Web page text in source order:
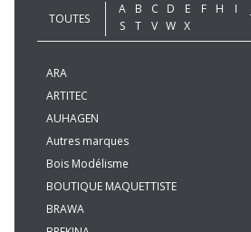
TOUTES
A B C D E F H I
S
T V W X
ARA
ARTITEC
AUHAGEN
Autres marques
Bois Modélisme
BOUTIQUE MAQUETTISTE
BRAWA